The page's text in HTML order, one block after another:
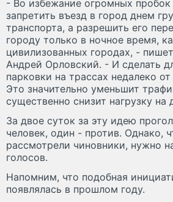
- Во избежание огромных пробок
запретить въезд в город днем
транспорта, а разрешить его
городу только в ночное время,
цивилизованных городах, -
Андрей Орловский. - И сделать
парковки на трассах недалеко
Это значительно уменьшит
существенно снизит нагрузку
За двое суток за эту идею
человек, один - против. Однако,
рассмотрели чиновники, нужно
голосов.
Напомним, что подобная
появлялась в прошлом году.